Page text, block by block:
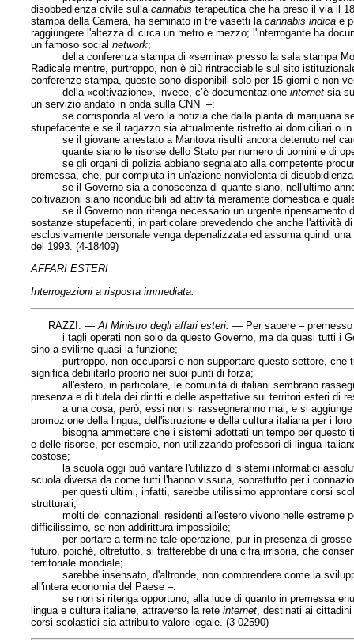
disobbedienza civile sullacannabis terapeutica che ha preso il via il
stampa della Camera, ha seminato in tre vasetti lacannabis indica e
raggiungere l'altezza di circa un metro e mezzo; l'interrogante ha
un famoso socialnetwork;
della conferenza stampa di «semina» presso la sala stampa
Radicale mentre, purtroppo, non è più rintracciabile sul sito
conferenze stampa, queste sono disponibili solo per 15 giorni e non
della «coltivazione», invece, c’è documentazioneinternet sia
un servizio andato in onda sulla CNN –:
se corrisponda al vero la notizia che dalla pianta di marijuana
stupefacente e se il ragazzo sia attualmente ristretto ai domiciliari o
se il giovane arrestato a Mantova risulti ancora detenuto nel
quante siano le risorse dello Stato per numero di uomini e di
se gli organi di polizia abbiano segnalato alla competente
premessa, che, pur compiuta in un'azione nonviolenta di
se il Governo sia a conoscenza di quante siano, nell'ultimo
coltivazioni siano riconducibili ad attività meramente domestica e
se il Governo non ritenga necessario un urgente ripensamento
sostanze stupefacenti, in particolare prevedendo che anche l'attività
esclusivamente personale venga depenalizzata ed assuma quindi
del 1993. (4-18409)
AFFARI ESTERI
Interrogazioni a risposta immediata:
RAZZI. —Al Ministro degli affari esteri — Per sapere –
i tagli operati non solo da questo Governo, ma da quasi tutti i
sino a svilirne quasi la funzione;
purtroppo, non occuparsi e non supportare questo settore, che
significa debilitarlo proprio nei suoi punti di forza;
all'estero, in particolare, le comunità di italiani sembrano
presenza e di tutela dei diritti e delle aspettative sui territori esteri di
a una cosa, però, essi non si rassegneranno mai, e si aggiunge
promozione della lingua, dell'istruzione e della cultura italiana per i
bisogna ammettere che i sistemi adottati un tempo per questo
e delle risorse, per esempio, non utilizzando professori di lingua
costose;
la scuola oggi può vantare l'utilizzo di sistemi informatici
scuola diversa da come tutti l'hanno vissuta, soprattutto per i
per questi ultimi, infatti, sarebbe utilissimo approntare corsi
strutturali;
molti dei connazionali residenti all'estero vivono nelle estreme
difficilissimo, se non addirittura impossibile;
per portare a termine tale operazione, pur in presenza di grosse
futuro, poiché, oltretutto, si tratterebbe di una cifra irrisoria, che
territoriale mondiale;
sarebbe insensato, d'altronde, non comprendere come la
all'intera economia del Paese –:
se non si ritenga opportuno, alla luce di quanto in premessa
lingua e cultura italiane, attraverso la reteinternet , destinati ai
corsi scolastici sia attribuito valore legale. (3-02590)